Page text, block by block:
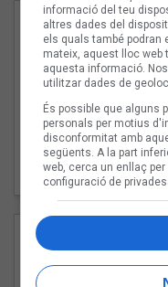
94
informació del teu
altres dades del
els quals també podran
mateix, aquest lloc web
aquesta informació.
utilitzar dades de
És possible que alguns
personals per motius
disconformitat amb
següents. A la part
web, cerca un enllaç
configuració de